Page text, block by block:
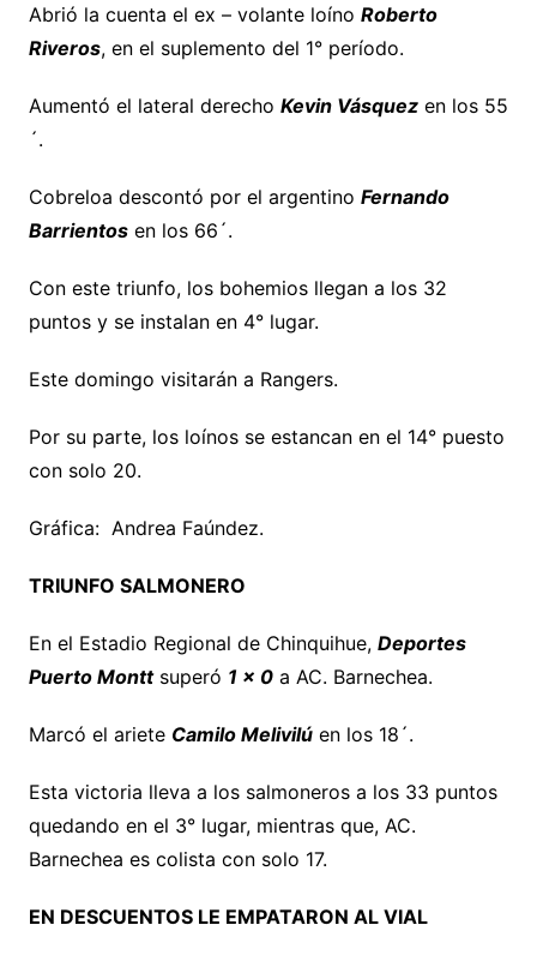
Abrió la cuenta el ex – volante loíno Roberto
Riveros, en el suplemento del 1° período.
Aumentó el lateral derecho Kevin Vásquezen los 55
´.
Cobreloa descontó por el argentino Fernando
Barrientosen los 66´.
Con este triunfo, los bohemios llegan a los 32
puntos y se instalan en 4° lugar.
Este domingo visitarán a Rangers.
Por su parte, los loínos se estancan en el 14° puesto
con solo 20.
Gráfica: Andrea Faúndez.
TRIUNFO SALMONERO
En el Estadio Regional de Chinquihue, Deportes
Puerto Monttsuperó 1 x 0a AC. Barnechea.
Marcó el ariete Camilo Melivilú en los 18´.
Esta victoria lleva a los salmoneros a los 33 puntos
quedando en el 3° lugar, mientras que, AC.
Barnechea es colista con solo 17.
EN DESCUENTOS LE EMPATARON AL VIAL